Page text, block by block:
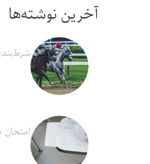
آخرین نوشته‌ها